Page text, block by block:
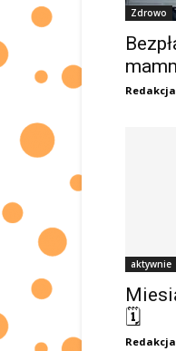
Zdrowo
Redakcja
aktywnie
🗓
Redakcja